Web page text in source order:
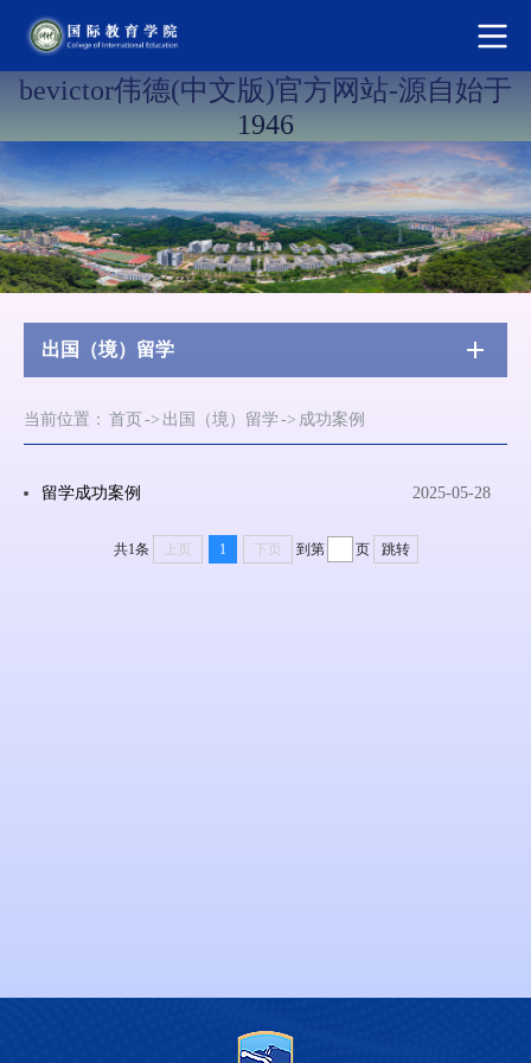
bevictor伟德(中文版)官方网站-源自始于
1946
出国（境）留学
当前位置： 首页 -> 出国（境）留学 -> 成功案例
2025-05-28
留学成功案例
共1条 上页 1 下页 到第 页 跳转